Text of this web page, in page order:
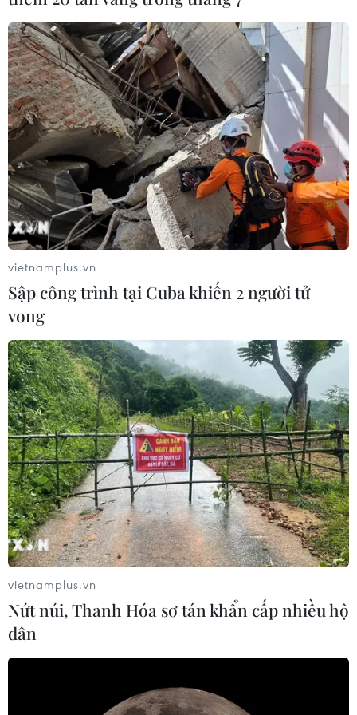
vietnamplus.vn
Sập công trình tại Cuba khiến 2 người tử
vong
vietnamplus.vn
Nứt núi, Thanh Hóa sơ tán khẩn cấp nhiều hộ
dân